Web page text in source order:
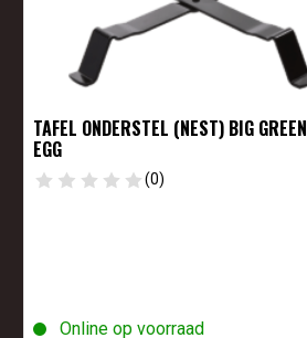
TAFEL ONDERSTEL (NEST) BIG GREEN
EGG
(0)
Online op voorraad